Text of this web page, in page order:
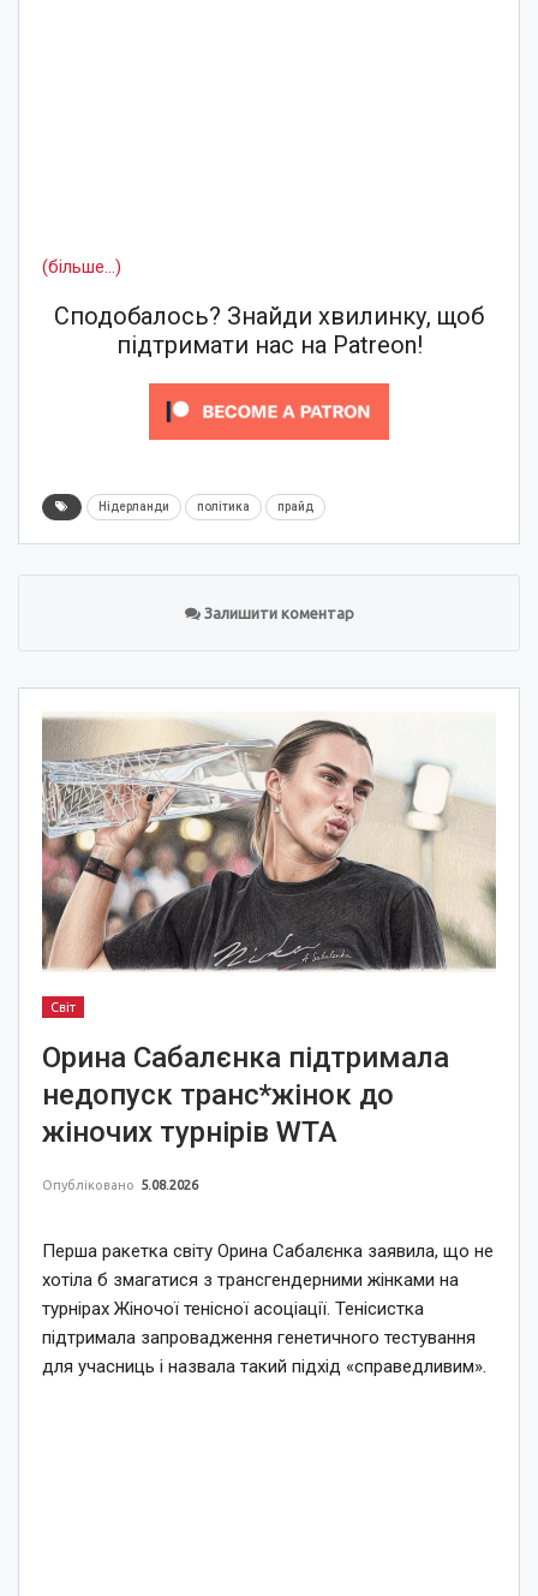
(більше…)
Сподобалось? Знайди хвилинку, щоб
підтримати нас на Patreon!
Нідерланди політика прайд
Залишити коментар
Світ
Орина Сабалєнка підтримала
недопуск транс*жінок до
жіночих турнірів WTA
Опубліковано 5.08.2026
Перша ракетка світу Орина Сабалєнка заявила, що не
хотіла б змагатися з трансгендерними жінками на
турнірах Жіночої тенісної асоціації. Тенісистка
підтримала запровадження генетичного тестування
для учасниць і назвала такий підхід «справедливим».